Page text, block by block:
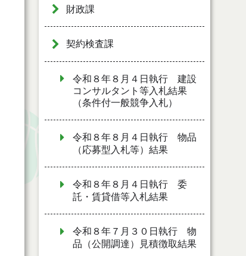
財政課
契約検査課
令和８年８月４日執行 建設
コンサルタント等入札結果
（条件付一般競争入札）
令和８年８月４日執行 物品
（応募型入札等）結果
令和８年８月４日執行 委
託・賃貸借等入札結果
令和８年７月３０日執行 物
品（公開調達）見積徴取結果